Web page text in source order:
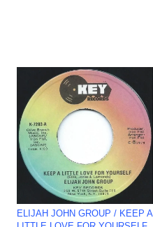
ELIJAH JOHN GROUP / KEEP A